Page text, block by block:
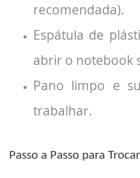
recomendada).
Espátula de
abrir o notebook
Pano limpo e
trabalhar.
Passo a Passo para